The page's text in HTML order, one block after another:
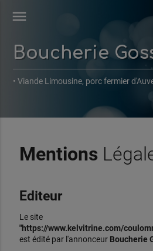
menu
Boucherie
• Viande Limousine, porc fermier
Mentions
Editeur
Le site
"https://www.kelvitrine.com/
est édité par l'annonceur Boucherie